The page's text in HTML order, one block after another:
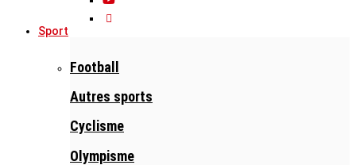
Sport
Football
Autres sports
Cyclisme
Olympisme